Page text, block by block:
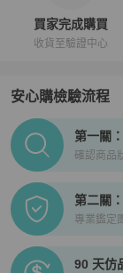
買家完成購買
收貨至驗證中心
安心購檢驗流程
PopChill拍拍圈
第一關
確認商品
第二關
專業鑑定
90 天仿